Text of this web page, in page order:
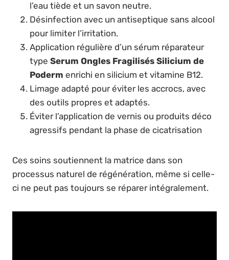
l’eau tiède et un savon neutre.
Désinfection avec un antiseptique sans alcool
pour limiter l’irritation.
Application régulière d’un sérum réparateur
type Serum Ongles Fragilisés Silicium de
Poderm enrichi en silicium et vitamine B12.
Limage adapté pour éviter les accrocs, avec
des outils propres et adaptés.
Éviter l’application de vernis ou produits déco
agressifs pendant la phase de cicatrisation
Ces soins soutiennent la matrice dans son
processus naturel de régénération, même si celle-
ci ne peut pas toujours se réparer intégralement.